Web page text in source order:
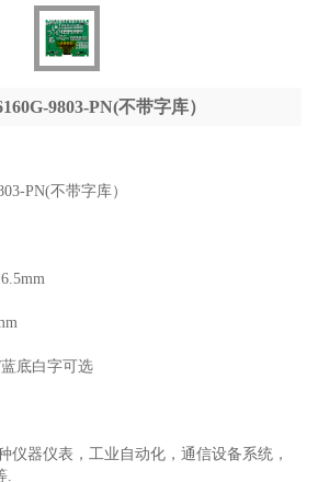
9803-PN(不带字库）
PN(不带字库）
底白字可选
仪器仪表，工业自动化，通信设备系统，
.